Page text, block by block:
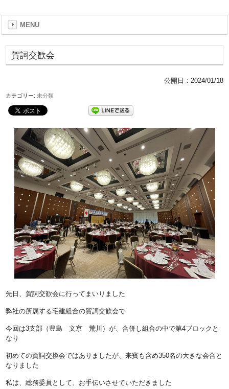
MENU
賀詞交歓会
公開日： 2024/01/18
カテゴリー:未分類
先日、賀詞交歓会に行ってまいりました
弊社の所属する宅建組合の賀詞交歓会で
今回は3支部（豊島 文京 荒川）が、合併し組合の中で第4ブロックと
なり
初めての賀詞交換会ではありましたが、来賓も含め350名の大きな会合と
なりました
私は、総務委員として、お手伝いさせていただきました